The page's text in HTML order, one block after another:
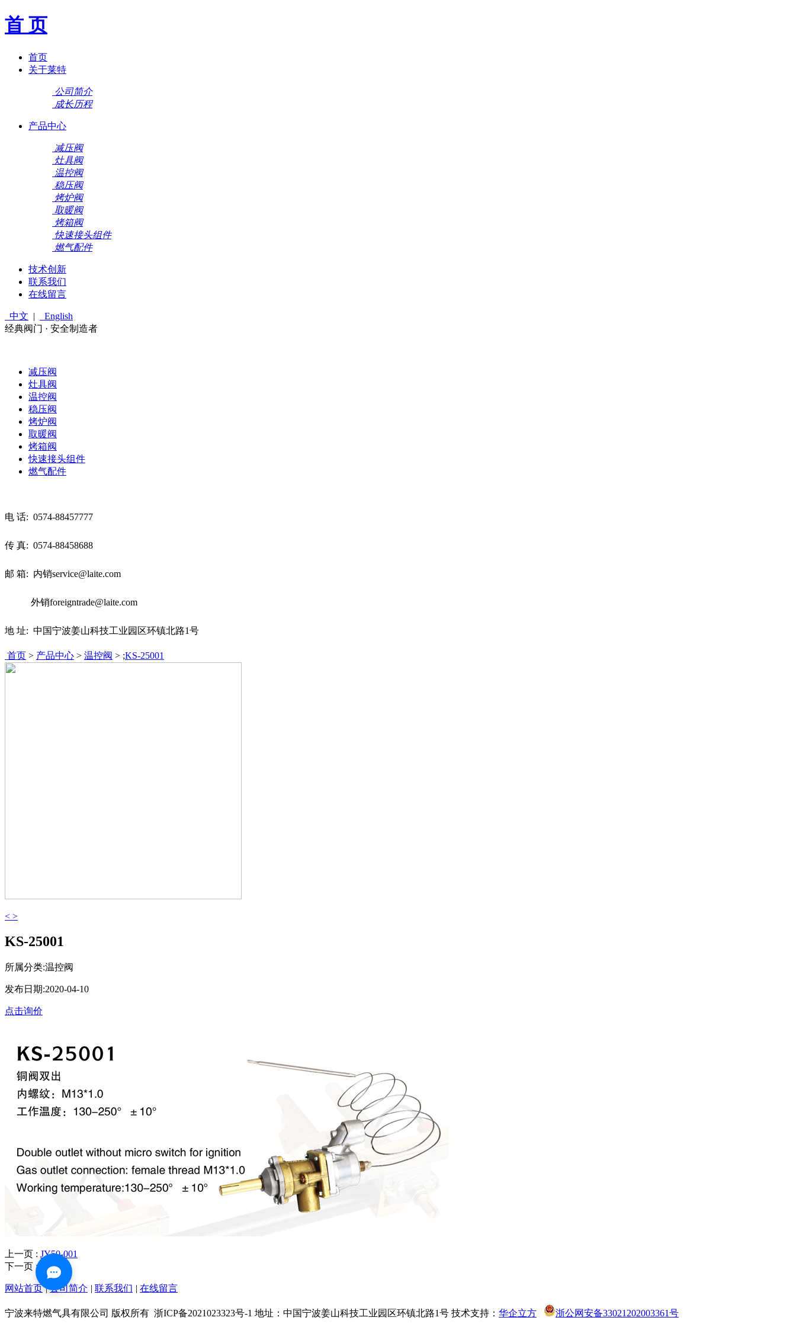
首 页
首页
关于莱特
公司简介
成长历程
产品中心
减压阀
灶具阀
温控阀
稳压阀
烤炉阀
取暖阀
烤箱阀
快速接头组件
燃气配件
技术创新
联系我们
在线留言
中文 |
English
经典阀门 · 安全制造者
减压阀
灶具阀
温控阀
稳压阀
烤炉阀
取暖阀
烤箱阀
快速接头组件
燃气配件
电 话: 0574-88457777
传 真: 0574-88458688
邮 箱: 内销service@laite.com
外销foreigntrade@laite.com
地 址: 中国宁波姜山科技工业园区环镇北路1号
首页 > 产品中心 > 温控阀 > ;KS-25001
< >
KS-25001
所属分类:温控阀
发布日期:2020-04-10
点击询价
上一页 : JY50-001
下一页 :
网站首页 | 公司简介 | 联系我们 | 在线留言
宁波来特燃气具有限公司 版权所有 浙ICP备2021023323号-1 地址：中国宁波姜山科技工业园区环镇北路1号 技术支持： 华企立方 浙公网安备33021202003361号